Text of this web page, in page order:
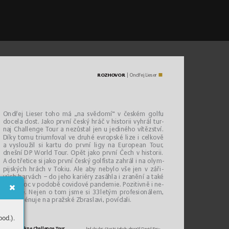
ROZHOVOR | Ondřej Lieser
Ondřej Lieser toho má „na svědomí“ v českém go lfu
docel a dost. Jako první český hráč v historii vyhrál tur-
naj Chal lenge Tour a nezůstal jen u jediné ho vítězství.
Dí ky tom u triumfova ve d ru h é evropské li ze i ce kově
a vysloužil si kartu do první l igy na European Tour,
dnešní DP World Tour. Opět jako první Čech v historii.
A do třetice si jako první český golﬁsta zahrá l i na olym-
pijských hrách v Tokiu. Ale aby nebylo vše jen v záři-
vých barvách – do jeho kariéry zasáh la i zranění a také
yšší moc v podobě covidové pand emie. Pozitivně i ne-
gat ivně. Nejen o tom jsme si 33letým profesioná lem,
který trénuje na pražské Zbraslavi, povída li.